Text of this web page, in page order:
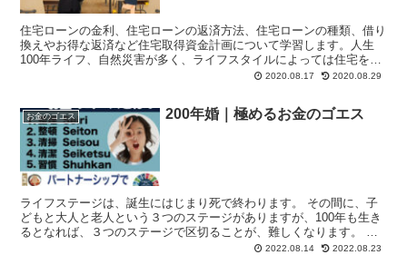
住宅ローンの金利、住宅ローンの返済方法、住宅ローンの種類、借り
換えやお得な返済など住宅取得資金計画について学習します。人生
100年ライフ、自然災害が多く、ライフスタイルによっては住宅を購
入がデメリットになることもあります。ライフスタイルを決心するに
2020.08.17 2020.08.29
お金のゴエス 200年婚｜極めるお金のゴエス
ライフステージは、誕生にはじまり死で終わります。 その間に、子
どもと大人と老人という３つのステージがありますが、100年も生き
るとなれば、３つのステージで区切ることが、難しくなります。 さ
らに200年に向かって長寿になればなるほど、...2022.08.14 2022.08.23